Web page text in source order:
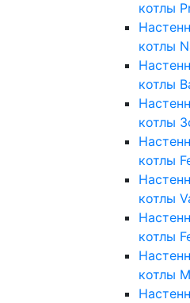
котлы
котлы
котлы
котлы
котлы
котлы
котлы
котлы